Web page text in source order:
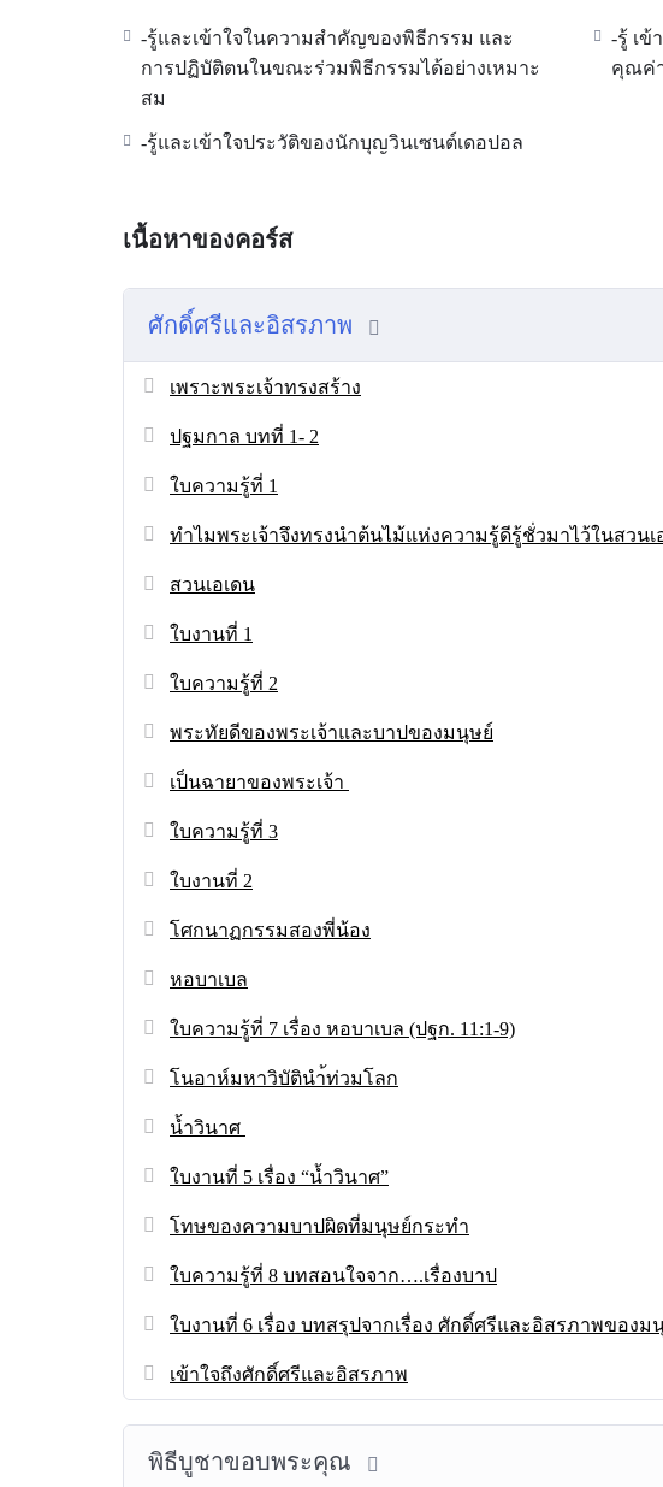
-รู้และเข้าใจในความสำคัญของพิธีกรรม และ
การปฏิบัติตนในขณะร่วมพิธีกรรมได้อย่างเหมาะ
สม
-รู้ เข้
คุณค่
-รู้และเข้าใจประวัติของนักบุญวินเซนต์เดอปอล
เนื้อหาของคอร์ส
ศักดิ์ศรีและอิสรภาพ
เพราะพระเจ้าทรงสร้าง
ปฐมกาล บทที่ 1- 2
ใบความรู้ที่ 1
ทำไมพระเจ้าจึงทรงนำต้นไม้แห่งความรู้ดีรู้ชั่วมาไว้ในสวนเ
สวนเอเดน
ใบงานที่ 1
ใบความรู้ที่ 2
พระทัยดีของพระเจ้าและบาปของมนุษย์
เป็นฉายาของพระเจ้า
ใบความรู้ที่ 3
ใบงานที่ 2
โศกนาฏกรรมสองพี่น้อง
หอบาเบล
ใบความรู้ที่ 7 เรื่อง หอบาเบล (ปฐก. 11:1-9)
โนอาห์มหาวิบัตินำ้ท่วมโลก
น้ำวินาศ
ใบงานที่ 5 เรื่อง “น้ำวินาศ”
โทษของความบาปผิดที่มนุษย์กระทำ
ใบความรู้ที่ 8 บทสอนใจจาก….เรื่องบาป
ใบงานที่ 6 เรื่อง บทสรุปจากเรื่อง ศักดิ์ศรีและอิสรภาพของม
เข้าใจถึงศักดิ์ศรีและอิสรภาพ
พิธีบูชาขอบพระคุณ